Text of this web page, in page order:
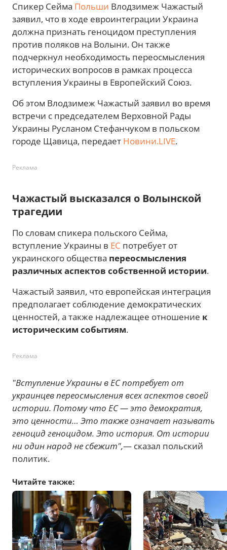
Спикер Сейма Польши Влодзимеж Чажастый
заявил, что в ходе евроинтеграции Украина
должна признать геноцидом преступления
против поляков на Волыни. Он также
подчеркнул необходимость переосмысления
исторических вопросов в рамках процесса
вступления Украины в Европейский Союз.
Об этом Влодзимеж Чажастый заявил во время
встречи с председателем Верховной Рады
Украины Русланом Стефанчуком в польском
городе Щавица, передает Новини.LIVE.
Реклама
Чажастый высказался о Волынской
трагедии
По словам спикера польского Сейма,
вступление Украины в ЕС потребует от
украинского общества переосмысления
различных аспектов собственной истории.
Чажастый заявил, что европейская интеграция
предполагает соблюдение демократических
ценностей, а также надлежащее отношение к
историческим событиям.
Реклама
"Вступление Украины в ЕС потребует от
украинцев переосмысления всех аспектов своей
истории. Потому что ЕС — это демократия,
это ценности… Это также означает называть
геноцид геноцидом. Это история. От истории
ни один народ не сбежит",— сказал польский
политик.
Читайте также: